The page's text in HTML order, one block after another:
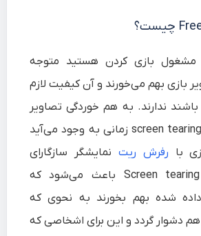
مشغول بازی کردن هستید متوجه
بازی بهم می‌خورند و آن کیفیت لازم
باشند ندارند. به هم خوردگی تصاویر
صفحه‌نمایش یا screen tearing زمانی به وجود می‌آید
با رفرش ریت نمایشگر سازگارای
نداشته باشند. Screen tearing باعث می‌شود که
شده بهم بخورند به نحوی که
دشوار گردد و این برای اشخاصی که